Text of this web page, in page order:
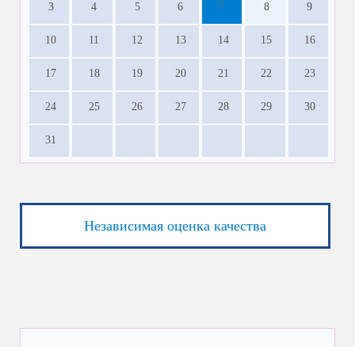
3 4 5 6 7 8 9
10 11 12 13 14 15 16
17 18 19 20 21 22 23
24 25 26 27 28 29 30
31
Независимая оценка качества